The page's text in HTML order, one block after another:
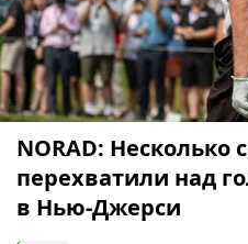
NORAD: Несколько
перехватили над
в Нью-Джерси